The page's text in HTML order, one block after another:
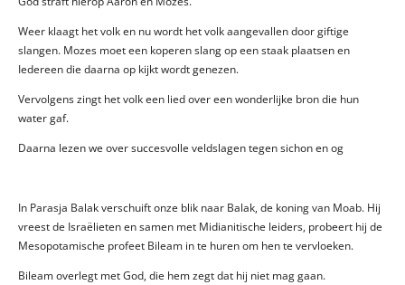
Weer klaagt het volk en nu wordt het volk aangevallen door giftige
slangen. Mozes moet een koperen slang op een staak plaatsen en
Iedereen die daarna op kijkt wordt genezen.
Vervolgens zingt het volk een lied over een wonderlijke bron die hun
water gaf.
Daarna lezen we over succesvolle veldslagen tegen sichon en og
In Parasja Balak verschuift onze blik naar Balak, de koning van Moab. Hij
vreest de Israëlieten en samen met Midianitische leiders, probeert hij de
Mesopotamische profeet Bileam in te huren om hen te vervloeken.
Bileam overlegt met God, die hem zegt dat hij niet mag gaan.